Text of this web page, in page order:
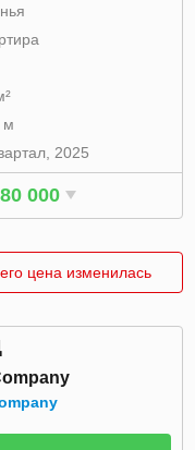
м
2025
000
цена изменилась